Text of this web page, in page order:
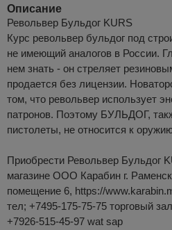
Описание
Револьвер Бульдог KURS
Курс револьвер бульдог под
не имеющий аналогов в России.
нем знать - он стреляет
продается без лицензии.
том, что револьвер использует
патронов. Поэтому БУЛЬДОГ,
пистолеты, не относится к
Приобрести Револьвер Бульдог
магазине ООО Карабин г.
помещение 6, https://
тел; +7495-175-75-75 торговый зал
+7926-515-45-97 wat sap